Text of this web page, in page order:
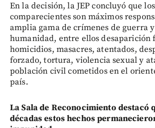
En la decisión, la JEP concluyó que
comparecientes son máximos
amplia gama de crímenes de guerra
humanidad, entre ellos desaparición
homicidios, masacres, atentados,
forzado, tortura, violencia sexual y
población civil cometidos en el
país.
La Sala de Reconocimiento destacó
décadas estos hechos